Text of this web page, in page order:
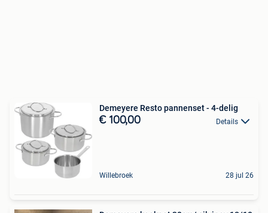
Demeyere Resto pannenset - 4-delig
€ 100,00 Details
Willebroek 28 jul 26